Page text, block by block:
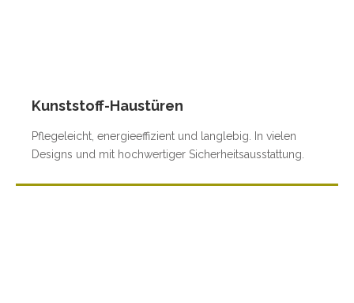
Kunststoff-Haustüren
Pflegeleicht, energieeffizient und langlebig. In vielen
Designs und mit hochwertiger Sicherheitsausstattung.